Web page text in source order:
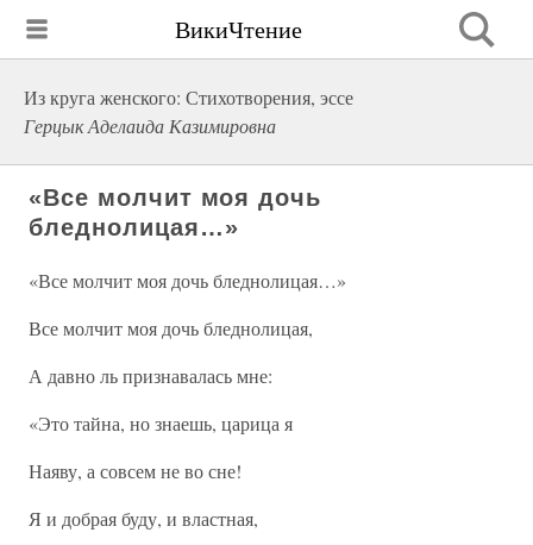
ВикиЧтение
Из круга женского: Стихотворения, эссе
Герцык Аделаида Казимировна
«Все молчит моя дочь
бледнолицая…»
«Все молчит моя дочь бледнолицая…»
Все молчит моя дочь бледнолицая,
А давно ль признавалась мне:
«Это тайна, но знаешь, царица я
Наяву, а совсем не во сне!
Я и добрая буду, и властная,